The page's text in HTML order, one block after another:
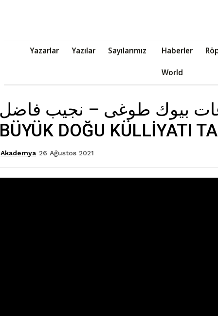
Yazarlar Yazılar Sayılarımız Haberler
World
بیوك طوغى – نجيب فاضل
DOĞU KÜLLİYATI
Akademya 26 Ağustos 2021